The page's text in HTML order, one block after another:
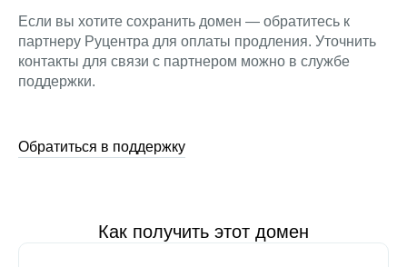
Если вы хотите сохранить домен — обратитесь к
партнеру Руцентра для оплаты продления. Уточнить
контакты для связи с партнером можно в службе
поддержки.
Обратиться в поддержку
Как получить этот домен